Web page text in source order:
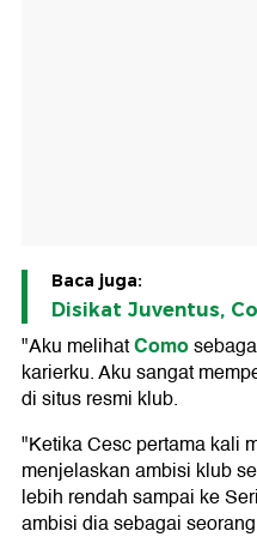
Baca juga:
Disikat Juventus,
"Aku melihatComo
karierku. Aku sangat
di situs resmi klub.
"Ketika Cesc pertama kali
menjelaskan ambisi klub
lebih rendah sampai ke
ambisi dia sebagai